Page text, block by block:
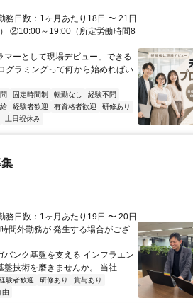
務日数：1ヶ月あたり18日 〜 21日
②10:00～19:00（所定労働時間8
ーとして現場デビュー」できる
グラミングって何から始めればい
固定時間制 転勤なし
経験不問
経験者歓迎 有資格者歓迎
研修あり
土日祝休み
務日数：1ヶ月あたり19日 〜 20日
間外勤務が 発生する場合がござ
ンク基盤を支える インフラエン
技術を磨きませんか。 当社...
験者歓迎 研修あり
賞与あり
由